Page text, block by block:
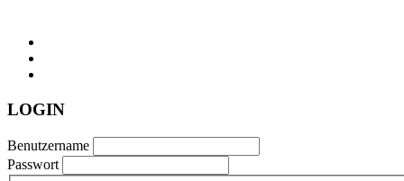
LOGIN
Benutzername
Passwort